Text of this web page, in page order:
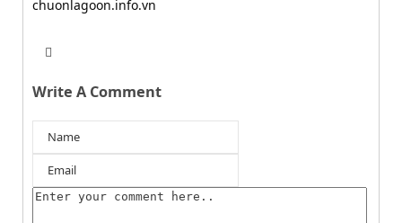
chuonlagoon.info.vn
b
s
t
t
Write A Comment